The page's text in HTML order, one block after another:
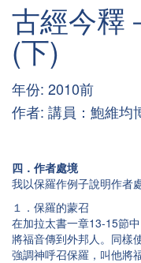
古經今釋
(下)
年份: 2010前
作者: 講員：鮑維
四． 作者處境
我以保羅作例子說明作者
１．保羅的蒙召
在加拉太書一章13-15節
將福音傳到外邦人。同樣
強調神呼召保羅，叫他將